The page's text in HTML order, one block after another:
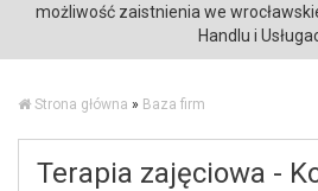
możliwość zaistnienia we
Handlu i
Strona główna » Baza firm
Terapia zajęciowa -